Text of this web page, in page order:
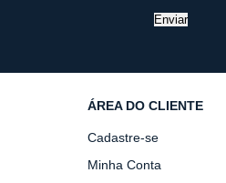
Enviar
ÁREA DO CLIENTE
Cadastre-se
Minha Conta